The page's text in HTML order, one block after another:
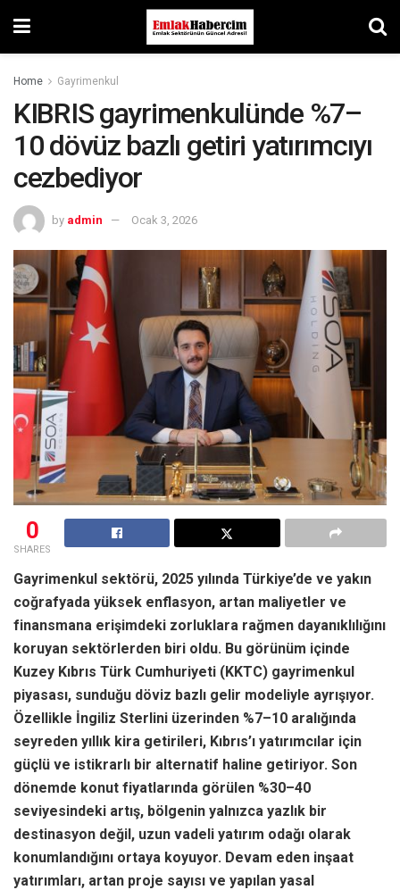
Home Gayrimenkul
KIBRIS gayrimenkulünde %7–
10 dövüz bazlı getiri yatırımcıyı
cezbediyor
by admin Ocak 3, 2026
0
SHARES
Gayrimenkul sektörü, 2025 yılında Türkiye’de ve yakın
coğrafyada yüksek enflasyon, artan maliyetler ve
finansmana erişimdeki zorluklara rağmen dayanıklılığını
koruyan sektörlerden biri oldu. Bu görünüm içinde
Kuzey Kıbrıs Türk Cumhuriyeti (KKTC) gayrimenkul
piyasası, sunduğu döviz bazlı gelir modeliyle ayrışıyor.
Özellikle İngiliz Sterlini üzerinden %7–10 aralığında
seyreden yıllık kira getirileri, Kıbrıs’ı yatırımcılar için
güçlü ve istikrarlı bir alternatif haline getiriyor. Son
dönemde konut fiyatlarında görülen %30–40
seviyesindeki artış, bölgenin yalnızca yazlık bir
destinasyon değil, uzun vadeli yatırım odağı olarak
konumlandığını ortaya koyuyor. Devam eden inşaat
yatırımları, artan proje sayısı ve yapılan yasal